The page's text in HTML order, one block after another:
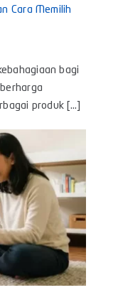
Cara Memilih
bagi
produk [...]